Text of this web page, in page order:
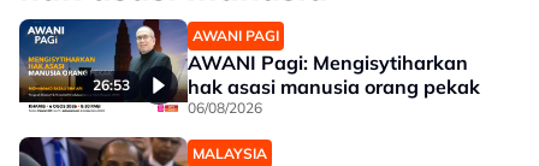
26:53
AWANI PAGI
AWANI Pagi: Mengisytiharkan
hak asasi manusia orang pekak
06/08/2026
MALAYSIA